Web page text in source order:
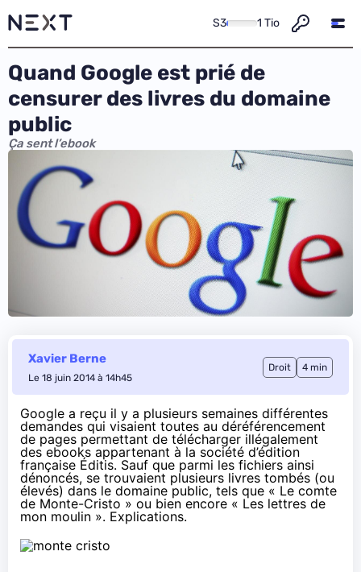
S3 1 Tio
Quand Google est prié de
censurer des livres du domaine
public
Ça sent l’ebook
Xavier Berne
Le 18 juin 2014 à 14h45
Droit 4 min
Google a reçu il y a plusieurs semaines différentes
demandes qui visaient toutes au déréférencement
de pages permettant de télécharger illégalement
des ebooks appartenant à la société d’édition
française Éditis. Sauf que parmi les fichiers ainsi
dénoncés, se trouvaient plusieurs livres tombés (ou
élevés) dans le domaine public, tels que « Le comte
de Monte-Cristo » ou bien encore « Les lettres de
mon moulin ». Explications.